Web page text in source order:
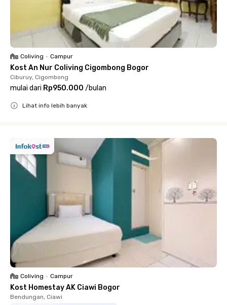
Coliving • Campur
Kost An Nur Coliving Cigombong Bogor
Ciburuy, Cigombong
mulai dari Rp950.000 /bulan
Lihat info lebih banyak
Coliving • Campur
Kost Homestay AK Ciawi Bogor
Bendungan, Ciawi